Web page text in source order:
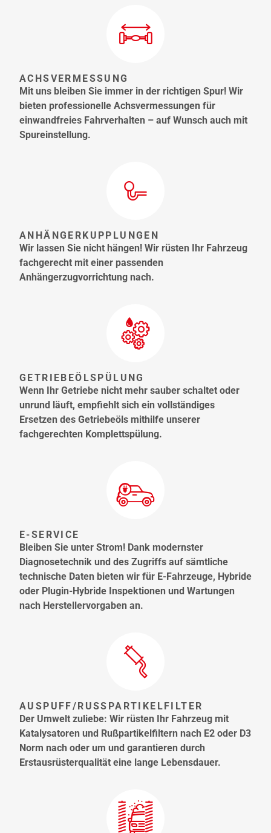
ACHSVERMESSUNG
Mit uns bleiben Sie immer in der richtigen Spur! Wir
bieten professionelle Achsvermessungen für
einwandfreies Fahrverhalten – auf Wunsch auch mit
Spureinstellung.
ANHÄNGERKUPPLUNGEN
Wir lassen Sie nicht hängen! Wir rüsten Ihr Fahrzeug
fachgerecht mit einer passenden
Anhängerzugvorrichtung nach.
GETRIEBEÖLSPÜLUNG
Wenn Ihr Getriebe nicht mehr sauber schaltet oder
unrund läuft, empfiehlt sich ein vollständiges
Ersetzen des Getriebeöls mithilfe unserer
fachgerechten Komplettspülung.
E-SERVICE
Bleiben Sie unter Strom! Dank modernster
Diagnosetechnik und des Zugriffs auf sämtliche
technische Daten bieten wir für E-Fahrzeuge, Hybride
oder Plugin-Hybride Inspektionen und Wartungen
nach Herstellervorgaben an.
AUSPUFF/RUSSPARTIKELFILTER
Der Umwelt zuliebe: Wir rüsten Ihr Fahrzeug mit
Katalysatoren und Rußpartikelfiltern nach E2 oder D3
Norm nach oder um und garantieren durch
Erstausrüsterqualität eine lange Lebensdauer.